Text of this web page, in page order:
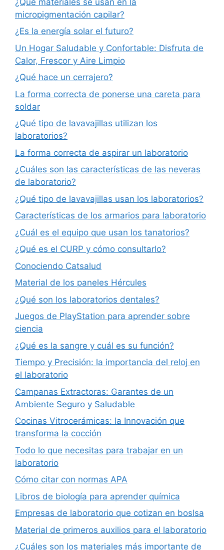
micropigmentación capilar?
¿Es la energía solar el futuro?
Un Hogar Saludable y Confortable: Disfruta de
Calor, Frescor y Aire Limpio
¿Qué hace un cerrajero?
La forma correcta de ponerse una careta para
soldar
¿Qué tipo de lavavajillas utilizan los
laboratorios?
La forma correcta de aspirar un laboratorio
¿Cuáles son las características de las neveras
de laboratorio?
¿Qué tipo de lavavajillas usan los laboratorios?
Características de los armarios para laboratorio
¿Cuál es el equipo que usan los tanatorios?
¿Qué es el CURP y cómo consultarlo?
Conociendo Catsalud
Material de los paneles Hércules
¿Qué son los laboratorios dentales?
Juegos de PlayStation para aprender sobre
ciencia
¿Qué es la sangre y cuál es su función?
Tiempo y Precisión: la importancia del reloj en
el laboratorio
Campanas Extractoras: Garantes de un
Ambiente Seguro y Saludable
Cocinas Vitrocerámicas: la Innovación que
transforma la cocción
Todo lo que necesitas para trabajar en un
laboratorio
Cómo citar con normas APA
Libros de biología para aprender química
Empresas de laboratorio que cotizan en boslsa
Material de primeros auxilios para el laboratorio
¿Cuáles son los materiales más importante de